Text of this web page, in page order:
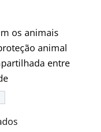
os animais
animal
entre